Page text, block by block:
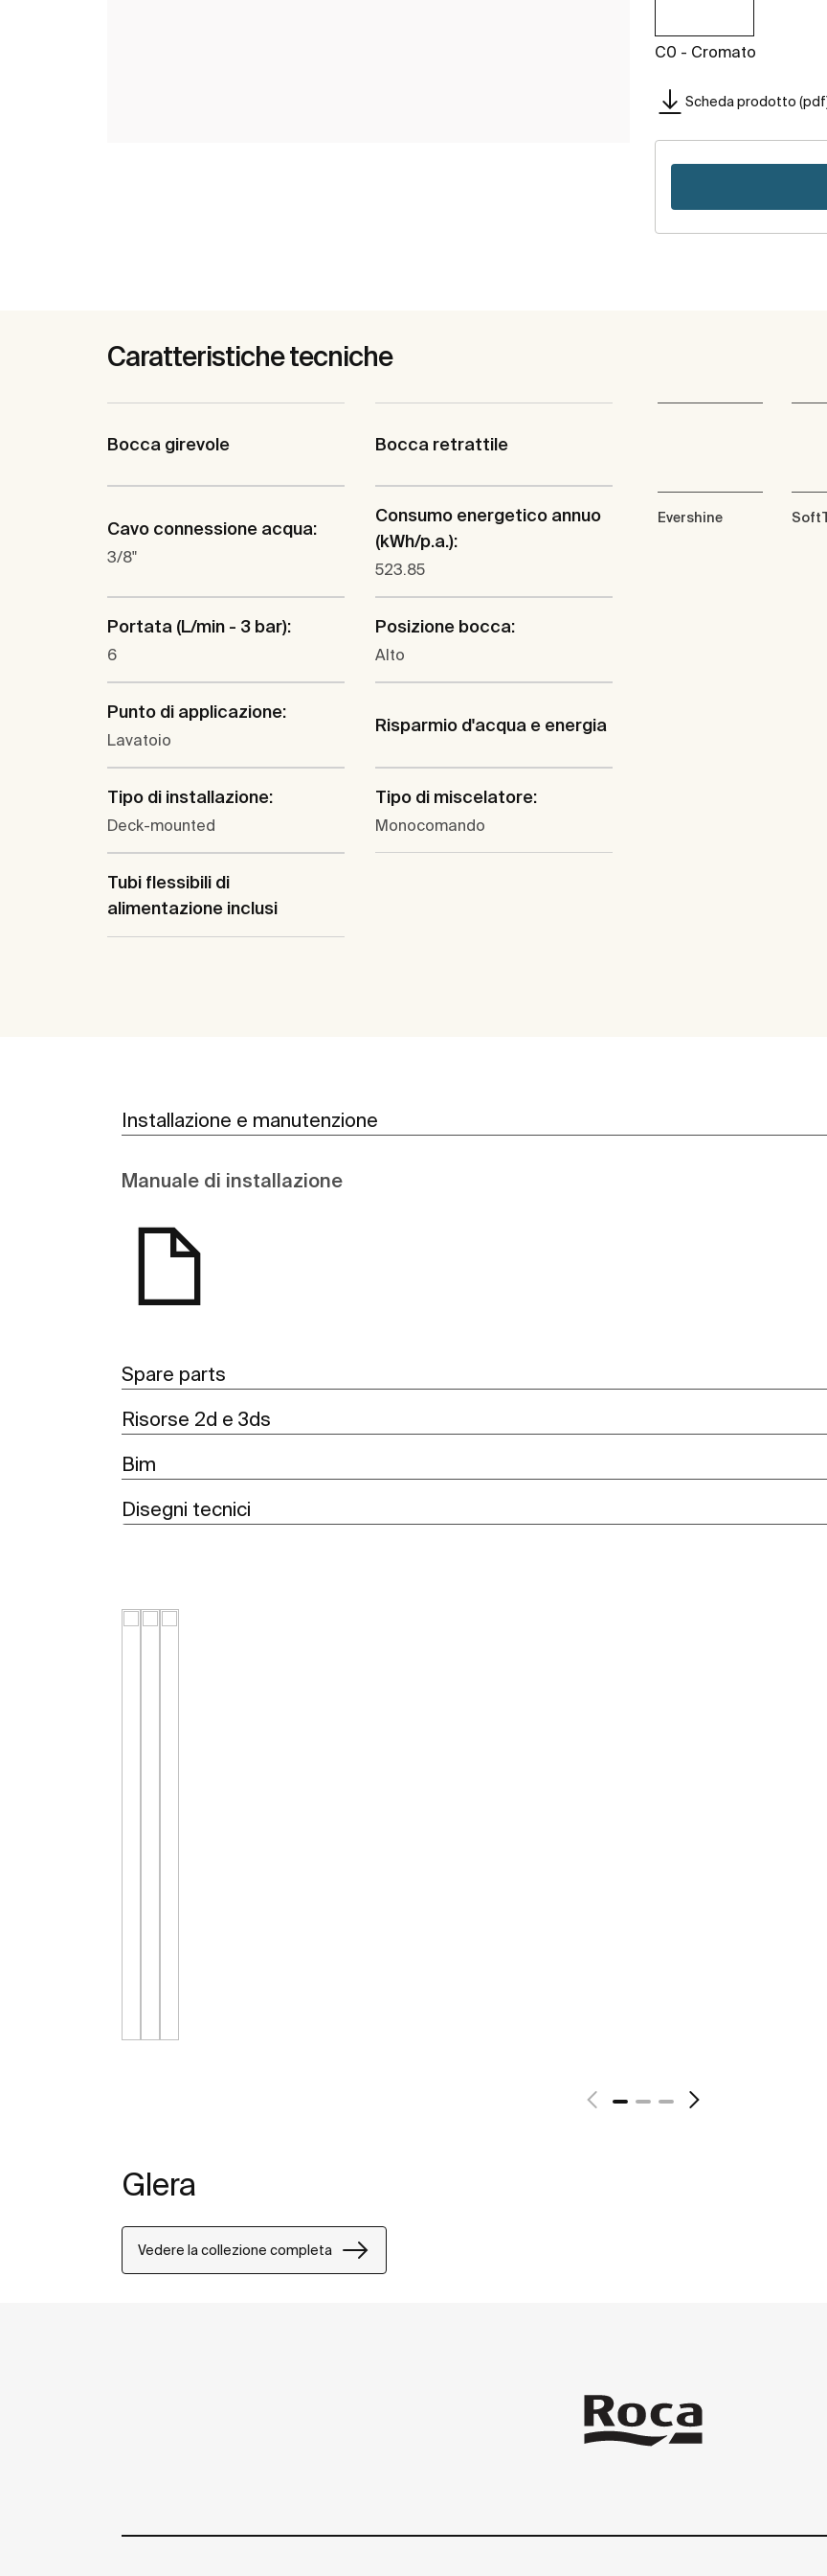
C0 - Cromato
Scheda prodotto
Caratteristiche tecniche
Bocca girevole Bocca retrattile
Cavo connessione acqua:
3/8"
Consumo energetico annuo
(kWh/p.a.):
523.85
Portata (L/min - 3 bar):
6
Posizione bocca:
Alto
Punto di applicazione:
Lavatoio
Risparmio d'acqua e energia
Tipo di installazione:
Deck-mounted
Tipo di miscelatore:
Monocomando
Tubi flessibili di
alimentazione inclusi
Evershine
Installazione e manutenzione
Manuale di installazione
Spare parts
Risorse 2d e 3ds
Bim
Disegni tecnici
Glera
Vedere la collezione completa